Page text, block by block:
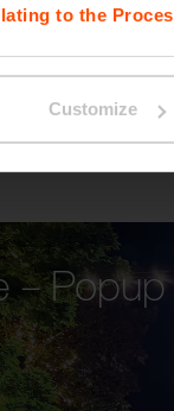
to the
Customize
–